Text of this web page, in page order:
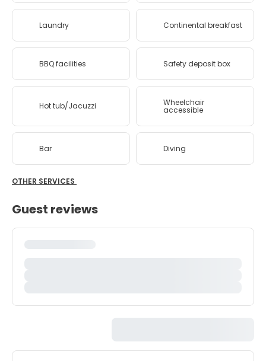
Laundry Continental breakfast
BBQ facilities Safety deposit box
Hot tub/Jacuzzi Wheelchair
accessible
Bar Diving
OTHER SERVICES
Guest reviews